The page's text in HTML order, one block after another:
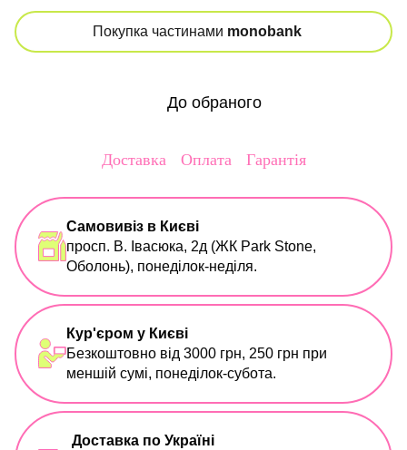
Покупка частинами monobank
До обраного
Доставка Оплата Гарантія
Самовивіз в Києві
просп. В. Івасюка, 2д (ЖК Park Stone,
Оболонь), понеділок-неділя.
Кур'єром у Києві
Безкоштовно від 3000 грн, 250 грн при
меншій сумі, понеділок-субота.
Доставка по Україні